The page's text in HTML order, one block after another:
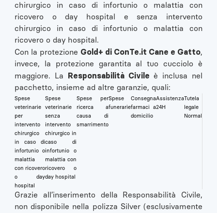
chirurgico in caso di infortunio o malattia con
ricovero o day hospital e senza intervento
chirurgico in caso di infortunio o malattia con
ricovero o day hospital.
Con la protezione Gold+ di ConTe.it Cane e Gatto,
invece, la protezione garantita al tuo cucciolo è
maggiore. La Responsabilità Civile è inclusa nel
pacchetto, insieme ad altre garanzie, quali:
Spese
veterinarie
per
intervento
chirurgico
in caso di
infortunio o
malattia
con ricovero
o day
hospital
Spese
veterinarie
senza
intervento
chirurgico in
caso di
infortunio o
malattia con
ricovero o
day hospital
Spese per
ricerca a
causa di
smarrimento
Spese
funerarie
Consegna
farmaci a
domicilio
Assistenza
24H
Tutela
legale
Normal
Grazie all’inserimento della Responsabilità Civile,
non disponibile nella polizza Silver (esclusivamente